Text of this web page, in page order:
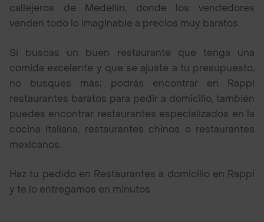
callejeros de Medellín, donde los vendedores
venden todo lo imaginable a precios muy baratos.
Si buscas un buen restaurante que tenga una
comida excelente y que se ajuste a tu presupuesto,
no busques más; podrás encontrar en Rappi
restaurantes baratos para pedir a domicilio, también
puedes encontrar restaurantes especializados en la
cocina italiana, restaurantes chinos o restaurantes
mexicanos.
Haz tu pedido en Restaurantes a domicilio en Rappi
y te lo entregamos en minutos